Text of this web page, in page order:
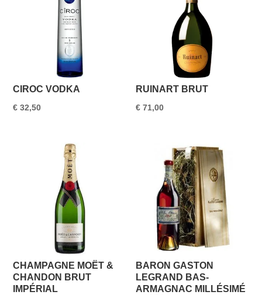
CIROC VODKA
€ 32,50
RUINART BRUT
€ 71,00
CHAMPAGNE MOËT &
CHANDON BRUT
IMPÉRIAL
BARON GASTON
LEGRAND BAS-
ARMAGNAC MILLÉSIMÉ